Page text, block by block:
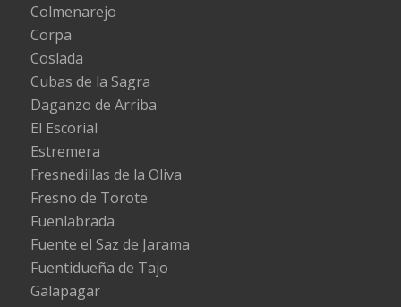
Colmenarejo
Corpa
Coslada
Cubas de la Sagra
Daganzo de Arriba
El Escorial
Estremera
Fresnedillas de la Oliva
Fresno de Torote
Fuenlabrada
Fuente el Saz de Jarama
Fuentidueña de Tajo
Galapagar